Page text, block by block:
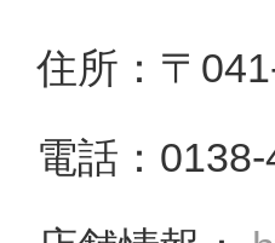
住所：〒
電話：